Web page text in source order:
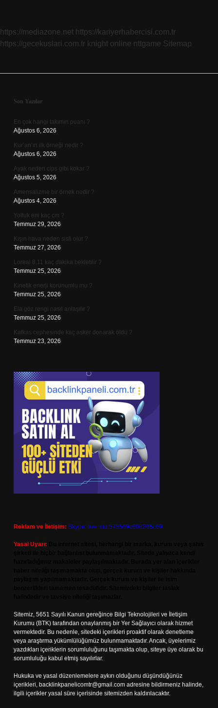
https://mediazone.net https://kariyerhabercisi.com.tr
https://gecekuslari.com.tr knight online nttgame Sitemap
Sidebar
Son Yazılar
En çok hangi takımın puanı ?
Ağustos 6, 2026
Kur’an’ın ilk örneği nedir ?
Ağustos 6, 2026
Ayak neden cips gibi kokar ?
Ağustos 5, 2026
Amensalizme bir örnek nedir ?
Ağustos 4, 2026
Yolluk eni kaç cm ?
Temmuz 29, 2026
Kışın hava neden sisli olur ?
Temmuz 27, 2026
Loreal 8.11 kaç dakika bekletilir ?
Temmuz 25, 2026
Kinetik enerji korunumlu mu ?
Temmuz 25, 2026
Ela göz rengi nasıl anlaşılır ?
Temmuz 25, 2026
Kafkas cephesinde kaç asker donarak öldü ?
Temmuz 23, 2026
Reklam ve İletişim: Skype: live:.cid.575569c608265c69
Yasal Uyarı:
Sitemiz, 5651 Sayılı Kanun gereğince Bilgi Teknolojileri ve İletişim
Kurumu (BTK) tarafından onaylanmış bir Yer Sağlayıcı olarak hizmet
vermektedir. Bu nedenle, sitedeki içerikleri proaktif olarak denetleme
veya araştırma yükümlülüğümüz bulunmamaktadır. Ancak, üyelerimiz
yazdıkları içeriklerin sorumluluğunu taşımakta olup, siteye üye olarak bu
sorumluluğu kabul etmiş sayılırlar.
Hukuka ve yasal düzenlemelere aykırı olduğunu düşündüğünüz
içerikleri, backlinkpanelicomtr@gmail.com adresine bildirmeniz halinde,
ilgili içerikler yasal süre içerisinde sitemizden kaldırılacaktır.